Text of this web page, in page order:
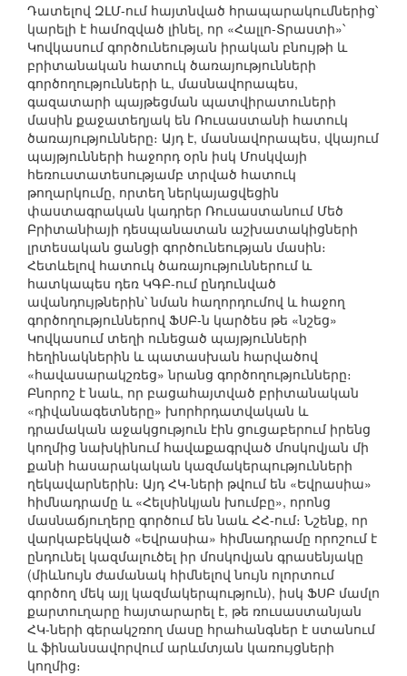
Դատելով ԶԼՄ-ում հայտնված հրապարակումներից՝
կարելի է համոզված լինել, որ «Հալլո-Տրաստի»՝
Կովկասում գործունեության իրական բնույթի և
բրիտանական հատուկ ծառայությունների
գործողությունների և, մասնավորապես,
գազատարի պայթեցման պատվիրատուների
մասին քաջատեղյակ են Ռուսաստանի հատուկ
ծառայությունները։ Այդ է, մասնավորապես, վկայում
պայթյունների հաջորդ օրն իսկ Մոսկվայի
հեռուստատեսությամբ տրված հատուկ
թողարկումը, որտեղ ներկայացվեցին
փաստագրական կադրեր Ռուսաստանում Մեծ
Բրիտանիայի դեսպանատան աշխատակիցների
լրտեսական ցանցի գործունեության մասին։
Հետևելով հատուկ ծառայություններում և
հատկապես դեռ ԿԳԲ-ում ընդունված
ավանդույթներին՝ նման հաղորդումով և հաջող
գործողություններով ՖՍԲ-ն կարծես թե «նշեց»
Կովկասում տեղի ունեցած պայթյունների
հեղինակներին և պատասխան հարվածով
«հավասարակշռեց» նրանց գործողությունները։
Բնորոշ է նաև, որ բացահայտված բրիտանական
«դիվանագետները» խորհրդատվական և
դրամական աջակցություն էին ցուցաբերում իրենց
կողմից նախկինում հավաքագրված մոսկովյան մի
քանի հասարակական կազմակերպությունների
ղեկավարներին։ Այդ ՀԿ-ների թվում են «Եվրասիա»
հիմնադրամը և «Հելսինկյան խումբը», որոնց
մասնաճյուղերը գործում են նաև ՀՀ-ում։ Նշենք, որ
վարկաբեկված «Եվրասիա» հիմնադրամը որոշում է
ընդունել կազմալուծել իր մոսկովյան գրասենյակը
(միևնույն ժամանակ հիմնելով նույն ոլորտում
գործող մեկ այլ կազմակերպություն), իսկ ՖՍԲ մամլո
քարտուղարը հայտարարել է, թե ռուսաստանյան
ՀԿ-ների գերակշռող մասը հրահանգներ է ստանում
և ֆինանսավորվում արևմտյան կառույցների
կողմից։